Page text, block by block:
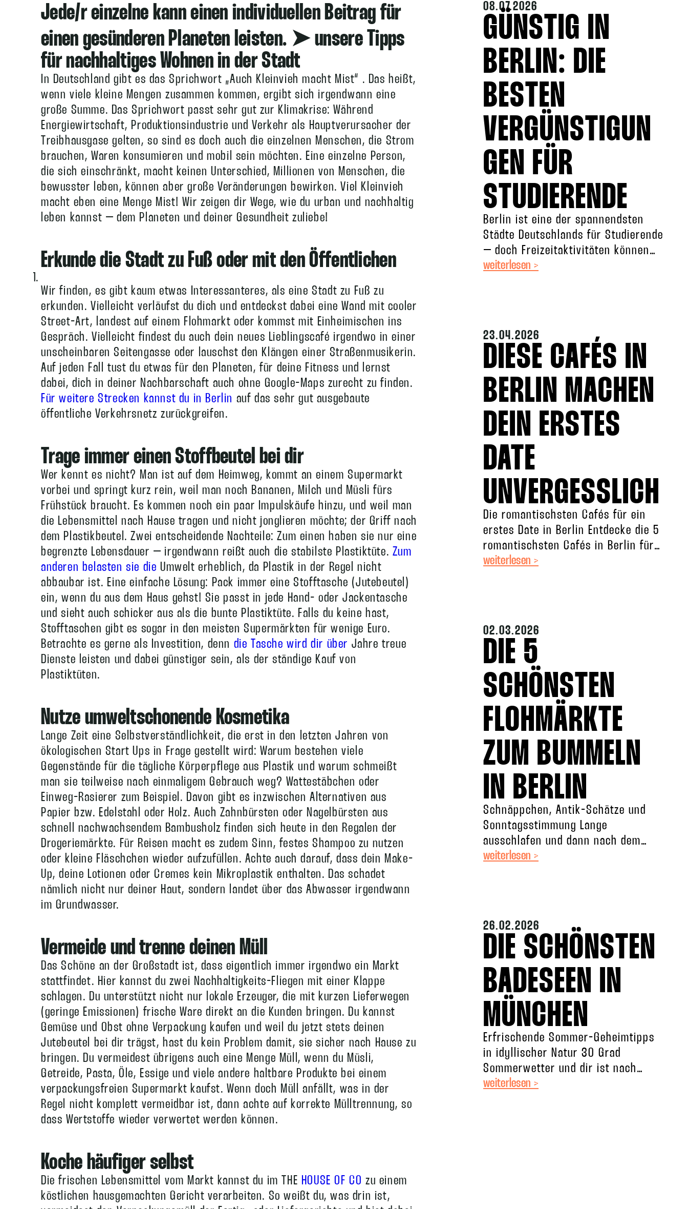
Jede/r einzelne kann einen individuellen Beitrag für
einen gesünderen Planeten leisten. ➤ unsere Tipps
für nachhaltiges Wohnen in der Stadt
In Deutschland gibt es das Sprichwort „Auch Kleinvieh macht Mist“ . Das heißt,
wenn viele kleine Mengen zusammen kommen, ergibt sich irgendwann eine
große Summe. Das Sprichwort passt sehr gut zur Klimakrise: Während
Energiewirtschaft, Produktionsindustrie und Verkehr als Hauptverursacher der
Treibhausgase gelten, so sind es doch auch die einzelnen Menschen, die Strom
brauchen, Waren konsumieren und mobil sein möchten. Eine einzelne Person,
die sich einschränkt, macht keinen Unterschied, Millionen von Menschen, die
bewusster leben, können aber große Veränderungen bewirken. Viel Kleinvieh
macht eben eine Menge Mist! Wir zeigen dir Wege, wie du urban und nachhaltig
leben kannst – dem Planeten und deiner Gesundheit zuliebe!
Erkunde die Stadt zu Fuß oder mit den Öffentlichen
Wir finden, es gibt kaum etwas Interessanteres, als eine Stadt zu Fuß zu
erkunden. Vielleicht verläufst du dich und entdeckst dabei eine Wand mit cooler
Street-Art, landest auf einem Flohmarkt oder kommst mit Einheimischen ins
Gespräch. Vielleicht findest du auch dein neues Lieblingscafé irgendwo in einer
unscheinbaren Seitengasse oder lauschst den Klängen einer Straßenmusikerin.
Auf jeden Fall tust du etwas für den Planeten, für deine Fitness und lernst
dabei, dich in deiner Nachbarschaft auch ohne Google-Maps zurecht zu finden.
Für weitere Strecken kannst du in Berlin auf das sehr gut ausgebaute
öffentliche Verkehrsnetz zurückgreifen.
Trage immer einen Stoffbeutel bei dir
Wer kennt es nicht? Man ist auf dem Heimweg, kommt an einem Supermarkt
vorbei und springt kurz rein, weil man noch Bananen, Milch und Müsli fürs
Frühstück braucht. Es kommen noch ein paar Impulskäufe hinzu, und weil man
die Lebensmittel nach Hause tragen und nicht jonglieren möchte; der Griff nach
dem Plastikbeutel. Zwei entscheidende Nachteile: Zum einen haben sie nur eine
begrenzte Lebensdauer – irgendwann reißt auch die stabilste Plastiktüte. Zum
anderen belasten sie die Umwelt erheblich, da Plastik in der Regel nicht
abbaubar ist. Eine einfache Lösung: Pack immer eine Stofftasche (Jutebeutel)
ein, wenn du aus dem Haus gehst! Sie passt in jede Hand- oder Jackentasche
und sieht auch schicker aus als die bunte Plastiktüte. Falls du keine hast,
Stofftaschen gibt es sogar in den meisten Supermärkten für wenige Euro.
Betrachte es gerne als Investition, denn die Tasche wird dir über Jahre treue
Dienste leisten und dabei günstiger sein, als der ständige Kauf von
Plastiktüten.
Nutze umweltschonende Kosmetika
Lange Zeit eine Selbstverständlichkeit, die erst in den letzten Jahren von
ökologischen Start Ups in Frage gestellt wird: Warum bestehen viele
Gegenstände für die tägliche Körperpflege aus Plastik und warum schmeißt
man sie teilweise nach einmaligem Gebrauch weg? Wattestäbchen oder
Einweg-Rasierer zum Beispiel. Davon gibt es inzwischen Alternativen aus
Papier bzw. Edelstahl oder Holz. Auch Zahnbürsten oder Nagelbürsten aus
schnell nachwachsendem Bambusholz finden sich heute in den Regalen der
Drogeriemärkte. Für Reisen macht es zudem Sinn, festes Shampoo zu nutzen
oder kleine Fläschchen wieder aufzufüllen. Achte auch darauf, dass dein Make-
Up, deine Lotionen oder Cremes kein Mikroplastik enthalten. Das schadet
nämlich nicht nur deiner Haut, sondern landet über das Abwasser irgendwann
im Grundwasser.
Vermeide und trenne deinen Müll
Das Schöne an der Großstadt ist, dass eigentlich immer irgendwo ein Markt
stattfindet. Hier kannst du zwei Nachhaltigkeits-Fliegen mit einer Klappe
schlagen. Du unterstützt nicht nur lokale Erzeuger, die mit kurzen Lieferwegen
(geringe Emissionen) frische Ware direkt an die Kunden bringen. Du kannst
Gemüse und Obst ohne Verpackung kaufen und weil du jetzt stets deinen
Jutebeutel bei dir trägst, hast du kein Problem damit, sie sicher nach Hause zu
bringen. Du vermeidest übrigens auch eine Menge Müll, wenn du Müsli,
Getreide, Pasta, Öle, Essige und viele andere haltbare Produkte bei einem
verpackungsfreien Supermarkt kaufst. Wenn doch Müll anfällt, was in der
Regel nicht komplett vermeidbar ist, dann achte auf korrekte Mülltrennung, so
dass Wertstoffe wieder verwertet werden können.
Koche häufiger selbst
Die frischen Lebensmittel vom Markt kannst du im THE HOUSE OF CO zu einem
köstlichen hausgemachten Gericht verarbeiten. So weißt du, was drin ist,
08.07.2026
GÜNSTIG IN
BERLIN: DIE
BESTEN
VERGÜNSTIGUN
GEN FÜR
STUDIERENDE
Berlin ist eine der spannendsten
Städte Deutschlands für Studierende
– doch Freizeitaktivitäten können
schnell teuer werden. Die gute
weiterlesen >
23.04.2026
DIESE CAFÉS IN
BERLIN MACHEN
DEIN ERSTES
DATE
UNVERGESSLICH
Die romantischsten Cafés für ein
erstes Date in Berlin Entdecke die 5
romantischsten Cafés in Berlin für
dein erstes Date. Heiß, heißer, dein
weiterlesen >
02.03.2026
DIE 5
SCHÖNSTEN
FLOHMÄRKTE
ZUM BUMMELN
IN BERLIN
Schnäppchen, Antik-Schätze und
Sonntagsstimmung Lange
ausschlafen und dann nach dem
Morgenbrunch eine Runde bummeln
weiterlesen >
26.02.2026
DIE SCHÖNSTEN
BADESEEN IN
MÜNCHEN
Erfrischende Sommer-Geheimtipps
in idyllischer Natur 30 Grad
Sommerwetter und dir ist nach
einer Abkühlung zumute? Dann auf
weiterlesen >